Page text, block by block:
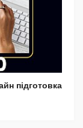
підготовка